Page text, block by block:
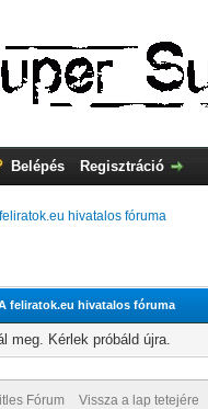
Belépés Regisztráció
hivatalos fóruma
feliratok.eu hivatalos fóruma
meg. Kérlek próbáld újra.
Fórum Vissza a lap tetejére